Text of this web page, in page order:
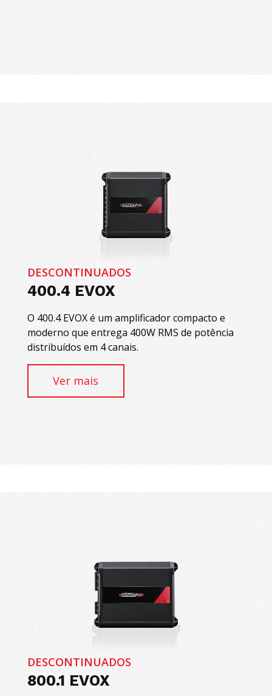
DESCONTINUADOS
400.4 EVOX
O 400.4 EVOX é um amplificador compacto e
moderno que entrega 400W RMS de potência
distribuídos em 4 canais.
Ver mais
DESCONTINUADOS
800.1 EVOX